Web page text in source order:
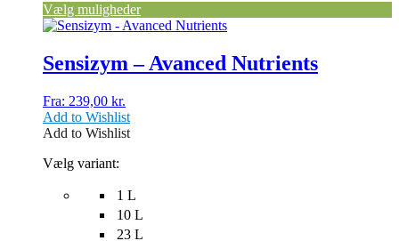
Vælg muligheder
Sensizym – Avanced Nutrients
Fra: 239,00 kr.
1 L
10 L
23 L
Vælg variant:
Dette
har
flere
Mulighederne
kan
vælges
varesiden
Add to Wishlist
Add to Wishlist